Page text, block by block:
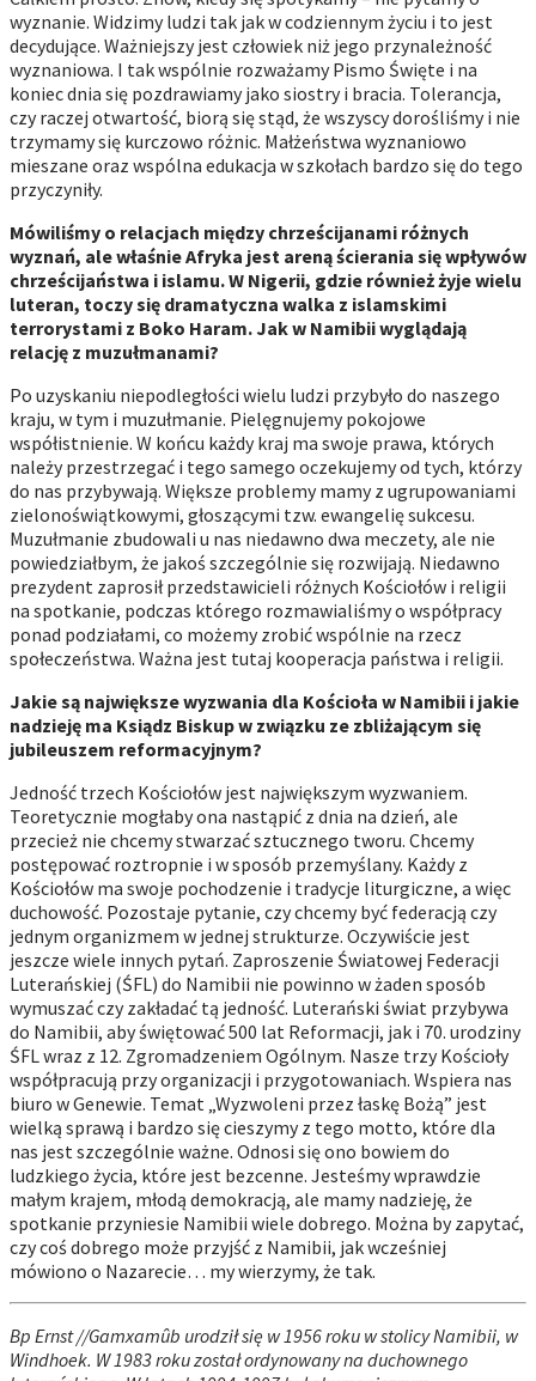
wyznanie. Widzimy ludzi tak jak w codziennym życiu i to jest
decydujące. Ważniejszy jest człowiek niż jego przynależność
wyznaniowa. I tak wspólnie rozważamy Pismo Święte i na
koniec dnia się pozdrawiamy jako siostry i bracia. Tolerancja,
czy raczej otwartość, biorą się stąd, że wszyscy dorośliśmy i nie
trzymamy się kurczowo różnic. Małżeństwa wyznaniowo
mieszane oraz wspólna edukacja w szkołach bardzo się do tego
przyczyniły.
Mówiliśmy o relacjach między chrześcijanami różnych
wyznań, ale właśnie Afryka jest areną ścierania się wpływów
chrześcijaństwa i islamu. W Nigerii, gdzie również żyje wielu
luteran, toczy się dramatyczna walka z islamskimi
terrorystami z Boko Haram. Jak w Namibii wyglądają
relację z muzułmanami?
Po uzyskaniu niepodległości wielu ludzi przybyło do naszego
kraju, w tym i muzułmanie. Pielęgnujemy pokojowe
współistnienie. W końcu każdy kraj ma swoje prawa, których
należy przestrzegać i tego samego oczekujemy od tych, którzy
do nas przybywają. Większe problemy mamy z ugrupowaniami
zielonoświątkowymi, głoszącymi tzw. ewangelię sukcesu.
Muzułmanie zbudowali u nas niedawno dwa meczety, ale nie
powiedziałbym, że jakoś szczególnie się rozwijają. Niedawno
prezydent zaprosił przedstawicieli różnych Kościołów i religii
na spotkanie, podczas którego rozmawialiśmy o współpracy
ponad podziałami, co możemy zrobić wspólnie na rzecz
społeczeństwa. Ważna jest tutaj kooperacja państwa i religii.
Jakie są największe wyzwania dla Kościoła w Namibii i jakie
nadzieję ma Ksiądz Biskup w związku ze zbliżającym się
jubileuszem reformacyjnym?
Jedność trzech Kościołów jest największym wyzwaniem.
Teoretycznie mogłaby ona nastąpić z dnia na dzień, ale
przecież nie chcemy stwarzać sztucznego tworu. Chcemy
postępować roztropnie i w sposób przemyślany. Każdy z
Kościołów ma swoje pochodzenie i tradycje liturgiczne, a więc
duchowość. Pozostaje pytanie, czy chcemy być federacją czy
jednym organizmem w jednej strukturze. Oczywiście jest
jeszcze wiele innych pytań. Zaproszenie Światowej Federacji
Luterańskiej (ŚFL) do Namibii nie powinno w żaden sposób
wymuszać czy zakładać tą jedność. Luterański świat przybywa
do Namibii, aby świętować 500 lat Reformacji, jak i 70. urodziny
ŚFL wraz z 12. Zgromadzeniem Ogólnym. Nasze trzy Kościoły
współpracują przy organizacji i przygotowaniach. Wspiera nas
biuro w Genewie. Temat „Wyzwoleni przez łaskę Bożą” jest
wielką sprawą i bardzo się cieszymy z tego motto, które dla
nas jest szczególnie ważne. Odnosi się ono bowiem do
ludzkiego życia, które jest bezcenne. Jesteśmy wprawdzie
małym krajem, młodą demokracją, ale mamy nadzieję, że
spotkanie przyniesie Namibii wiele dobrego. Można by zapytać,
czy coś dobrego może przyjść z Namibii, jak wcześniej
mówiono o Nazarecie… my wierzymy, że tak.
Bp Ernst //Gamxamûb urodził się w 1956 roku w stolicy Namibii, w
Windhoek. W 1983 roku został ordynowany na duchownego